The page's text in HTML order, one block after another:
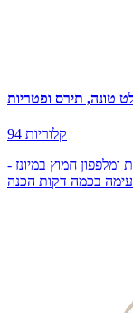
טונה, תירס ופטריות
94 קלוריות
חמוץ במיונז -
בכמה דקות הכנה